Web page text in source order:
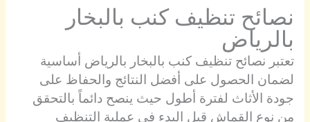
نصائح تنظيف كنب بالبخار
بالرياض
تعتبر نصائح تنظيف كنب بالبخار بالرياض أساسية
لضمان الحصول على أفضل النتائج والحفاظ على
جودة الأثاث لفترة أطول حيث ينصح دائماً بالتحقق
من نوع القماش قبل البدء في عملية التنظيف